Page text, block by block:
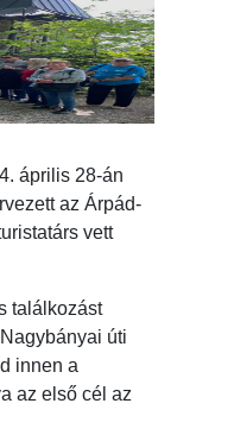
április 28-án
az Árpád-
vett
találkozást
úti
innen a
az első cél az